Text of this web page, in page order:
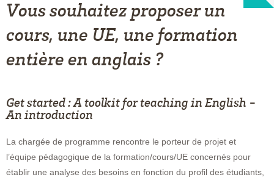
Vous souhaitez proposer un
cours, une UE, une formation
entière en anglais ?
Get started : A toolkit for teaching in English -
An introduction
La chargée de programme rencontre le porteur de projet et
l’équipe pédagogique de la formation/cours/UE concernés pour
établir une analyse des besoins en fonction du profil des étudiants,